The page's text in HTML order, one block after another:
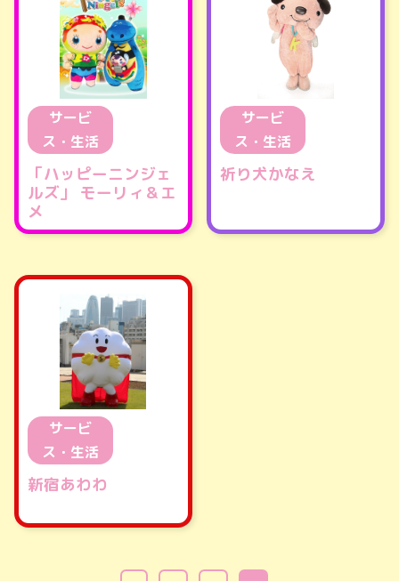
サービ
ス・生活
「ハッピーニンジェ
ルズ」 モーリィ＆エ
メ
サービ
ス・生活
祈り犬かなえ
サービ
ス・生活
新宿あわわ